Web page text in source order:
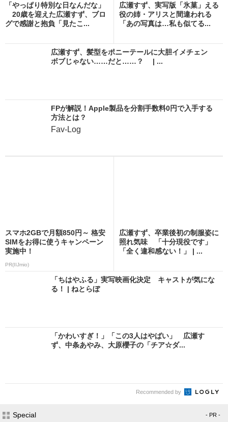
「やっぱり特別な日なんだな」
20歳を迎えた広瀬すず、ブロ
グで感謝と抱負「見たこ...
広瀬すず、実写版「氷菓」える
役の姉・アリスと間違われる
「あの写真は…私も似てる...
広瀬すず、髪型をポニーテールに大胆イメチェン
ボブじゃない……だと……？ | ...
FPが解説！Apple製品を分割手数料0円で入手する
方法とは？
Fav-Log
スマホ2GBで月額850円～ 格安
SIMをお得に使うキャンペーン
実施中！
PR(IIJmio)
広瀬すず、卒業後初の制服姿に
照れ気味 「十分現役です」
「全く違和感ない！」 | ...
「ちはやふる」実写映画化決定 キャストが気にな
る！ | ねとらぼ
「かわいすぎ！」「この3人はやばい」 広瀬す
ず、中条あやみ、大原櫻子の「チア☆ダ...
Recommended by
Special - PR -